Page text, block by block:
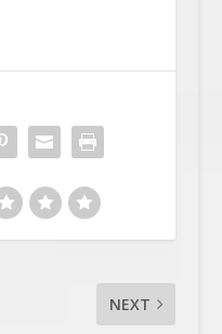
NEXT